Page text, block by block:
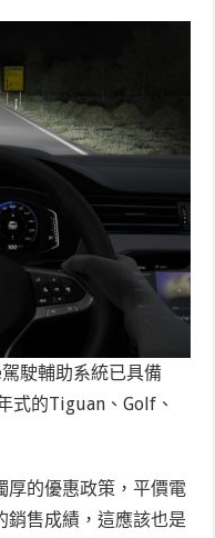
駛輔助系統已具備
式的Tiguan、Golf、
厚的優惠政策，平價電
銷售成績，這應該也是